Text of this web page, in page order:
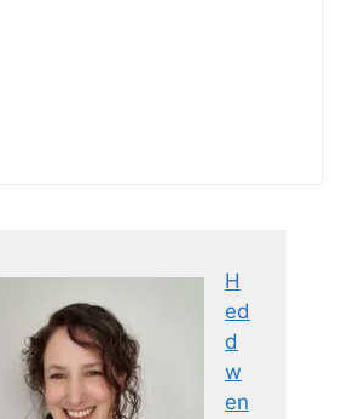
H
ed
d
w
en